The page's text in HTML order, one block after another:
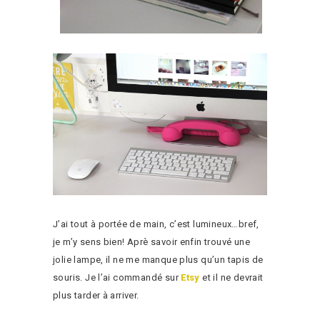
J’ai tout à portée de main, c’est lumineux…bref,
je m’y sens bien! Aprè savoir enfin trouvé une
jolie lampe, il ne me manque plus qu’un tapis de
souris. Je l’ai commandé sur Etsy et il ne devrait
plus tarder à arriver.